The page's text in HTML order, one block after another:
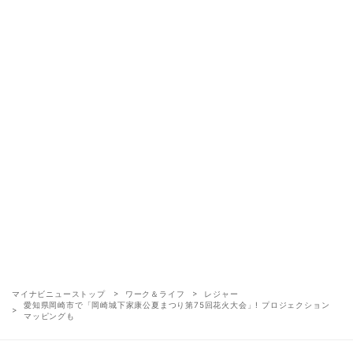
マイナビニューストップ ワーク＆ライフ
レジャー
愛知県岡崎市で「岡崎城下家康公夏まつり第75回花火大会」! プロジェクション
マッピングも